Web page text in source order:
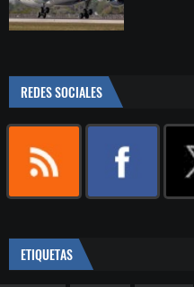
REDES SOCIALES
ETIQUETAS